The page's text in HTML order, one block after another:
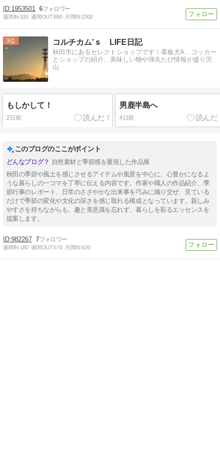
1953501 6
週間IN:530 週間OUT:880 月間IN:2300
3 コルチカム’ｓ LIFE日記
秋田市にあるセレクトショップです！看板犬A．コッカー
とショップの紹介、美味しい物や弾丸たび情報が盛り沢
山
もしかして！
2日前
男鹿半島へ
4日前
このブログのここがポイント
自然素材と季節感を重視した作品展
秋田の季節や風土を感じさせるアイテムや風景を中心に、心豊かになるよ
うな暮らしの一コマを丁寧に伝える内容です。作家や職人の作品紹介、季
節行事のレポート、日常のささやかな出来事を巧みに織り交ぜ、見ている
だけで季節の変化や文化の深さを感じ取れる構成となっています。親しみ
やすさを持ちながらも、趣と美意識を忘れず、暮らしを彩るエッセンスを
提案します。
982267 7
週間IN:180 週間OUT:570 月間IN:620